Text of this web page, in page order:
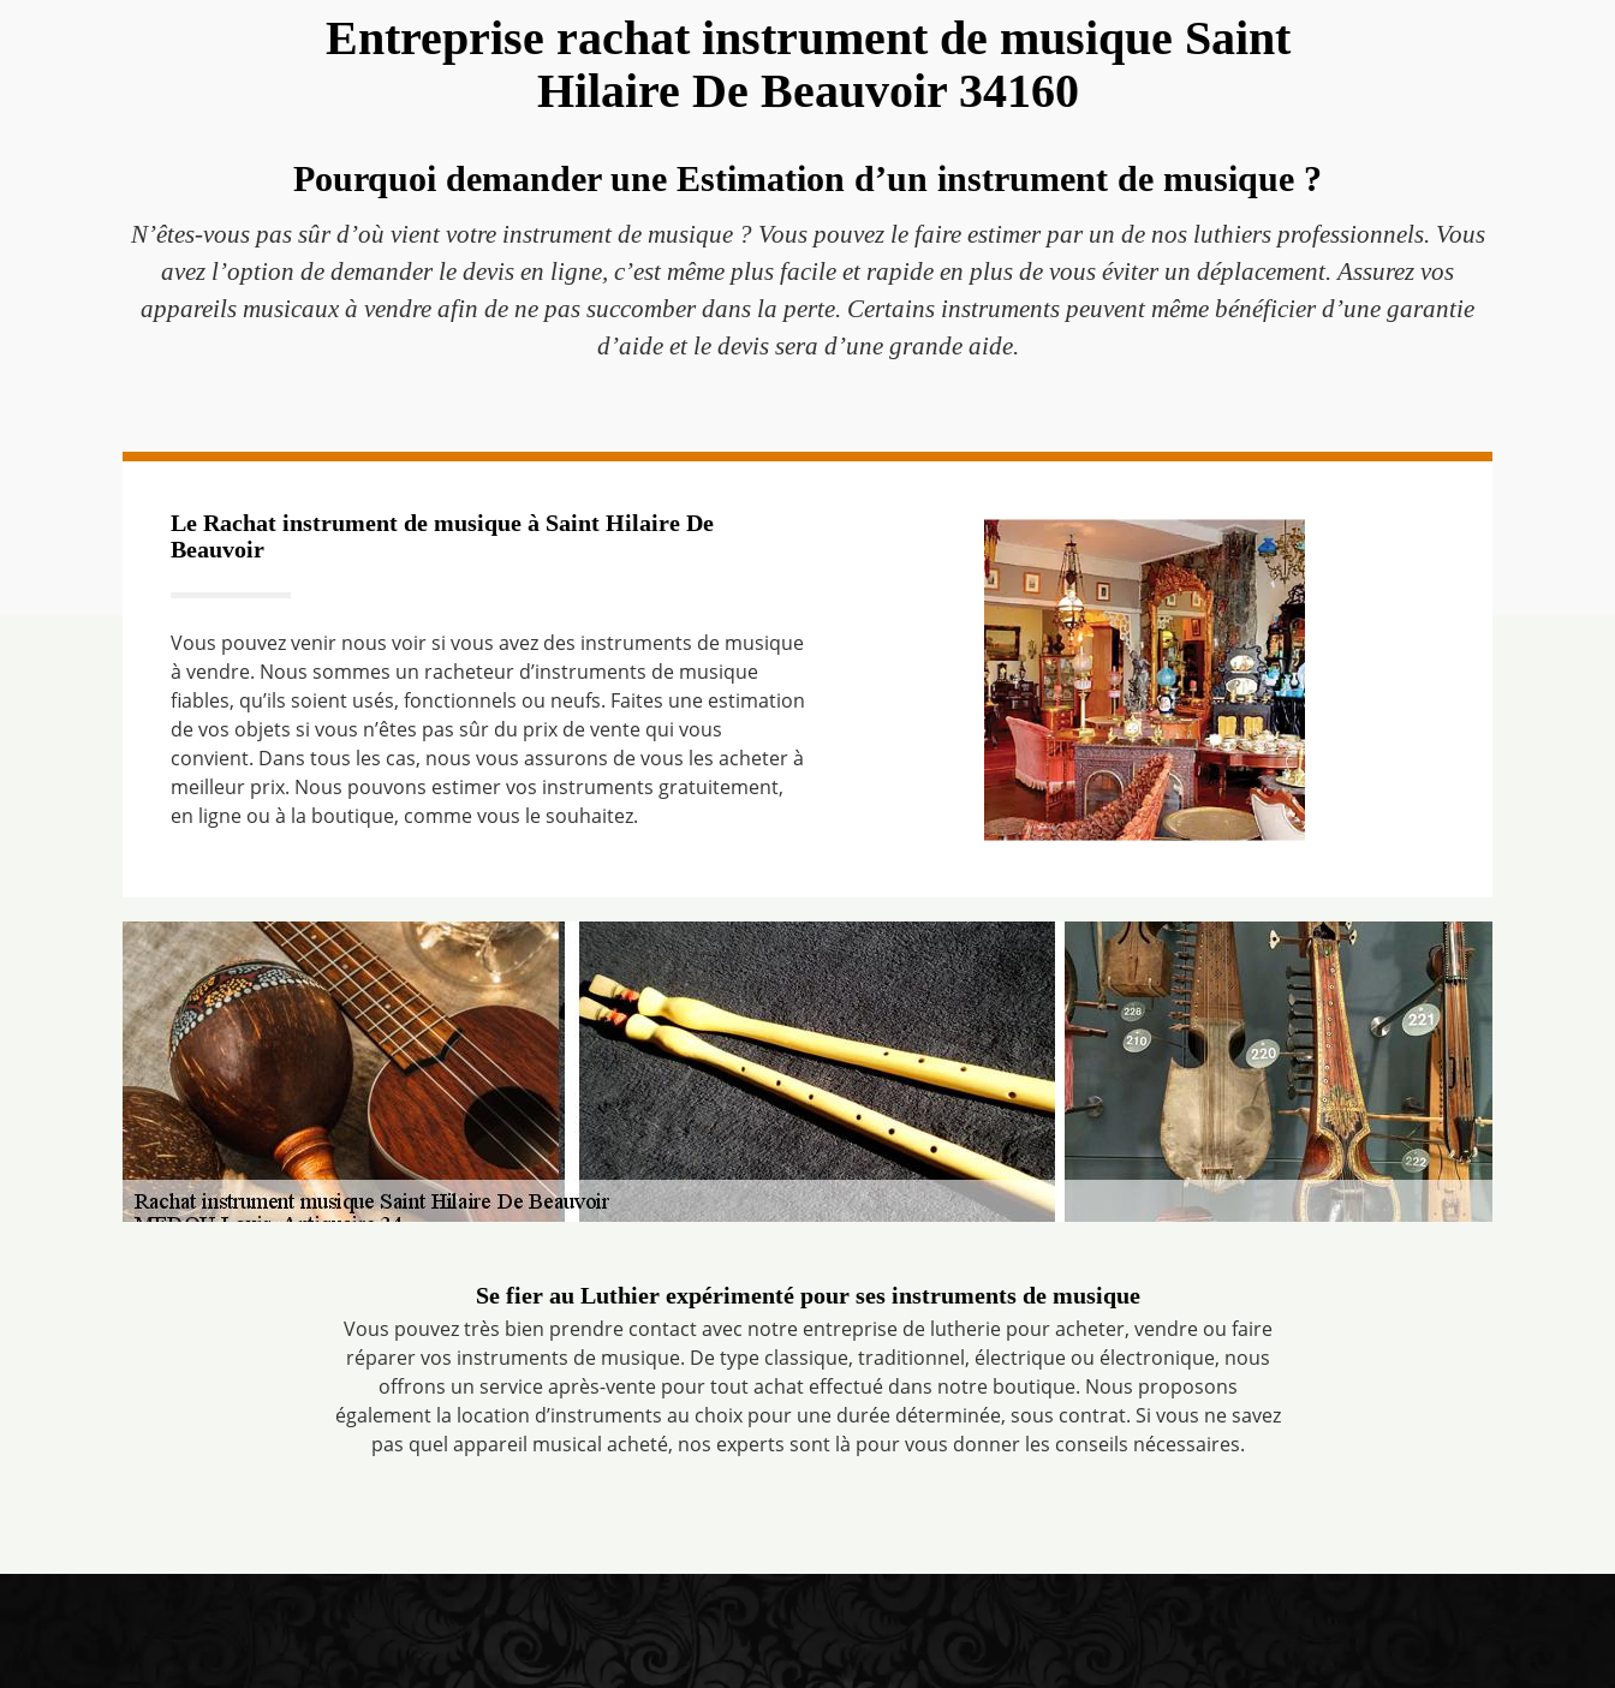
Entreprise rachat instrument de musique Saint
Hilaire De Beauvoir 34160
Pourquoi demander une Estimation d’un instrument de musique ?
N’êtes-vous pas sûr d’où vient votre instrument de musique ? Vous pouvez le faire estimer par un de nos luthiers professionnels. Vous
avez l’option de demander le devis en ligne, c’est même plus facile et rapide en plus de vous éviter un déplacement. Assurez vos
appareils musicaux à vendre afin de ne pas succomber dans la perte. Certains instruments peuvent même bénéficier d’une garantie
d’aide et le devis sera d’une grande aide.
Le Rachat instrument de musique à Saint Hilaire De
Beauvoir
Vous pouvez venir nous voir si vous avez des instruments de musique
à vendre. Nous sommes un racheteur d’instruments de musique
fiables, qu’ils soient usés, fonctionnels ou neufs. Faites une estimation
de vos objets si vous n’êtes pas sûr du prix de vente qui vous
convient. Dans tous les cas, nous vous assurons de vous les acheter à
meilleur prix. Nous pouvons estimer vos instruments gratuitement,
en ligne ou à la boutique, comme vous le souhaitez.
Se fier au Luthier expérimenté pour ses instruments de musique
Vous pouvez très bien prendre contact avec notre entreprise de lutherie pour acheter, vendre ou faire
réparer vos instruments de musique. De type classique, traditionnel, électrique ou électronique, nous
offrons un service après-vente pour tout achat effectué dans notre boutique. Nous proposons
également la location d’instruments au choix pour une durée déterminée, sous contrat. Si vous ne savez
pas quel appareil musical acheté, nos experts sont là pour vous donner les conseils nécessaires.